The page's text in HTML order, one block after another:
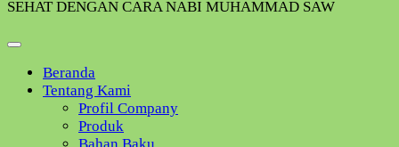
SEHAT DENGAN CARA NABI MUHAMMAD SAW
Beranda
Tentang Kami
Profil Company
Produk